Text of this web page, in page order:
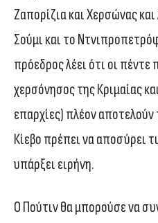
Ζαπορίζια και Χερσώνας
Σούμι και το
πρόεδρος λέει ότι οι πέντε
χερσόνησος της Κριμαίας
επαρχίες) πλέον
Κίεβο πρέπει να αποσύρει
υπάρξει ειρήνη.
Ο Πούτιν θα μπορούσε να